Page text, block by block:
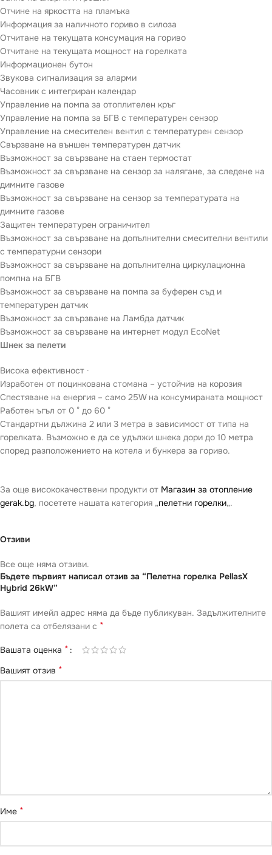
Отчине на яркостта на пламъка
Информация за наличното гориво в силоза
Отчитане на текущата консумация на гориво
Отчитане на текущата мощност на горелката
Информационен бутон
Звукова сигнализация за аларми
Часовник с интегриран календар
Управление на помпа за отоплителен кръг
Управление на помпа за БГВ с температурен сензор
Управление на смесителен вентил с температурен сензор
Свързване на външен температурен датчик
Възможност за свързване на стаен термостат
Възможност за свързване на сензор за налягане, за следене на
димните газове
Възможност за свързване на сензор за температурата на
димните газове
Защитен температурен ограничител
Възможност за свързване на допълнителни смесителни вентили
с температурни сензори
Възможност за свързване на допълнителна циркулационна
помпна на БГВ
Възможност за свързване на помпа за буферен съд и
температурен датчик
Възможност за свързване на Ламбда датчик
Възможност за свързване на интернет модул EcoNet
Шнек за пелети
Висока ефективност ·
Изработен от поцинкована стомана – устойчив на корозия
Спестяване на енергия – само 25W на консумираната мощност
Работен ъгъл от 0 ° до 60 °
Стандартни дължина 2 или 3 метра в зависимост от типа на
горелката. Възможно е да се удължи шнека дори до 10 метра
според разположението на котела и бункера за гориво.
За още висококачествени продукти от Магазин за отопление
gerak.bg, посетете нашата категория „пелетни горелки„.
Отзиви
Все още няма отзиви.
Бъдете първият написал отзив за “Пелетна горелка PellasX
Hybrid 26kW”
Вашият имейл адрес няма да бъде публикуван. Задължителните
полета са отбелязани с *
Вашата оценка *
Вашият отзив *
Име *